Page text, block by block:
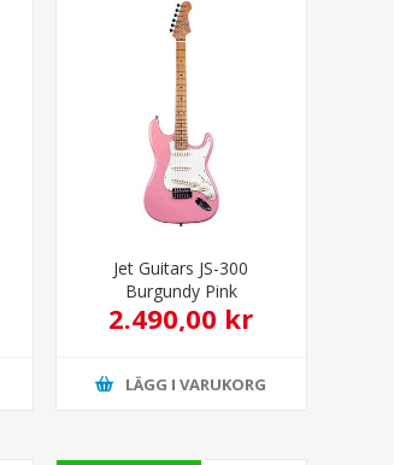
Jet Guitars JS-300
Burgundy Pink
2.490,00 kr
LÄGG I VARUKORG